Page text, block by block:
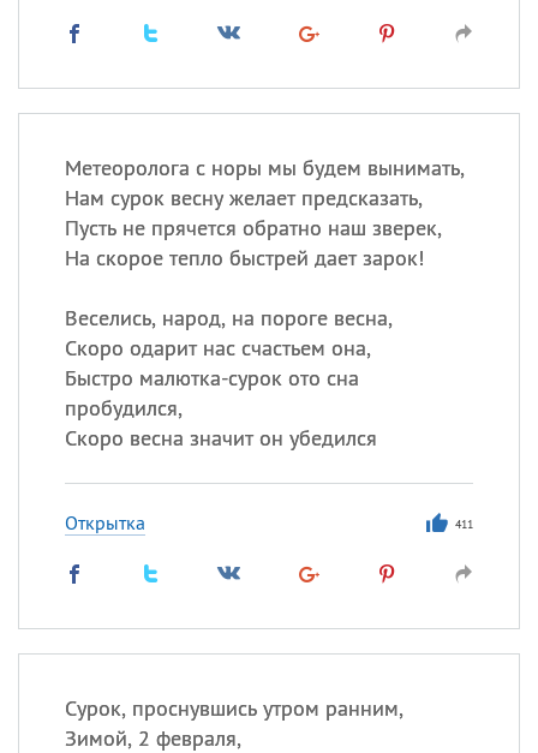
Метеоролога с норы мы будем вынимать,
Нам сурок весну желает предсказать,
Пусть не прячется обратно наш зверек,
На скорое тепло быстрей дает зарок!
Веселись, народ, на пороге весна,
Скоро одарит нас счастьем она,
Быстро малютка-сурок ото сна
пробудился,
Скоро весна значит он убедился
Открытка 411
Сурок, проснувшись утром ранним,
Зимой, 2 февраля,